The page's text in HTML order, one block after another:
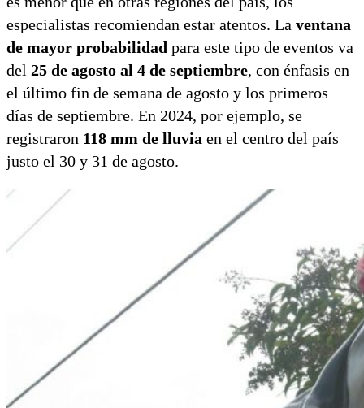
especialistas recomiendan estar atentos. La ventana
de mayor probabilidad para este tipo de eventos va
del 25 de agosto al 4 de septiembre, con énfasis en
el último fin de semana de agosto y los primeros
días de septiembre. En 2024, por ejemplo, se
registraron 118 mm de lluvia en el centro del país
justo el 30 y 31 de agosto.